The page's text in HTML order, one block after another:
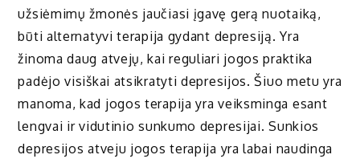
užsiėmimų žmonės jaučiasi įgavę gerą nuotaiką,
būti alternatyvi terapija gydant depresiją. Yra
žinoma daug atvejų, kai reguliari jogos praktika
padėjo visiškai atsikratyti depresijos. Šiuo metu yra
manoma, kad jogos terapija yra veiksminga esant
lengvai ir vidutinio sunkumo depresijai. Sunkios
depresijos atveju jogos terapija yra labai naudinga